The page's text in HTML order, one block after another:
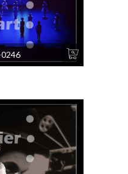
Mon compte
Mes commandes
Livraison
Mentions légales
CGV
réservés | Réalisé par